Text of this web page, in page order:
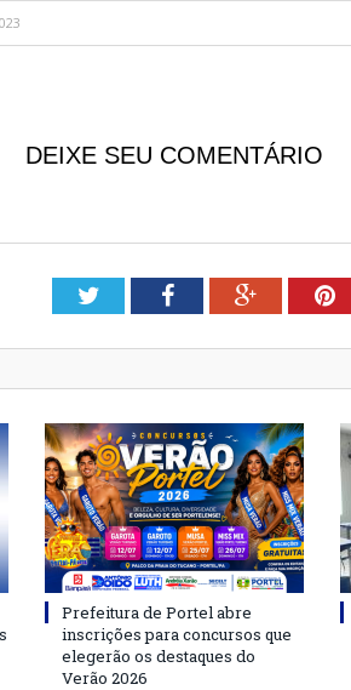
DEIXE SEU COMENTÁRIO
TwitterFacebookGoogle+
Prefeitura de Portel abre
inscrições para concursos que
elegerão os destaques do
Verão 2026